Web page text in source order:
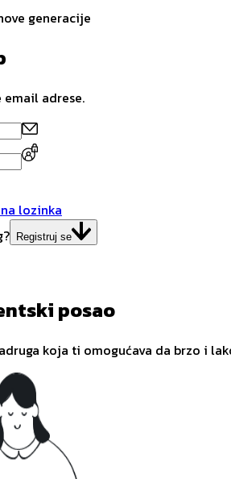
generacije
email adrese.
lozinka
Registruj se
posao
koja ti omogućava da brzo i